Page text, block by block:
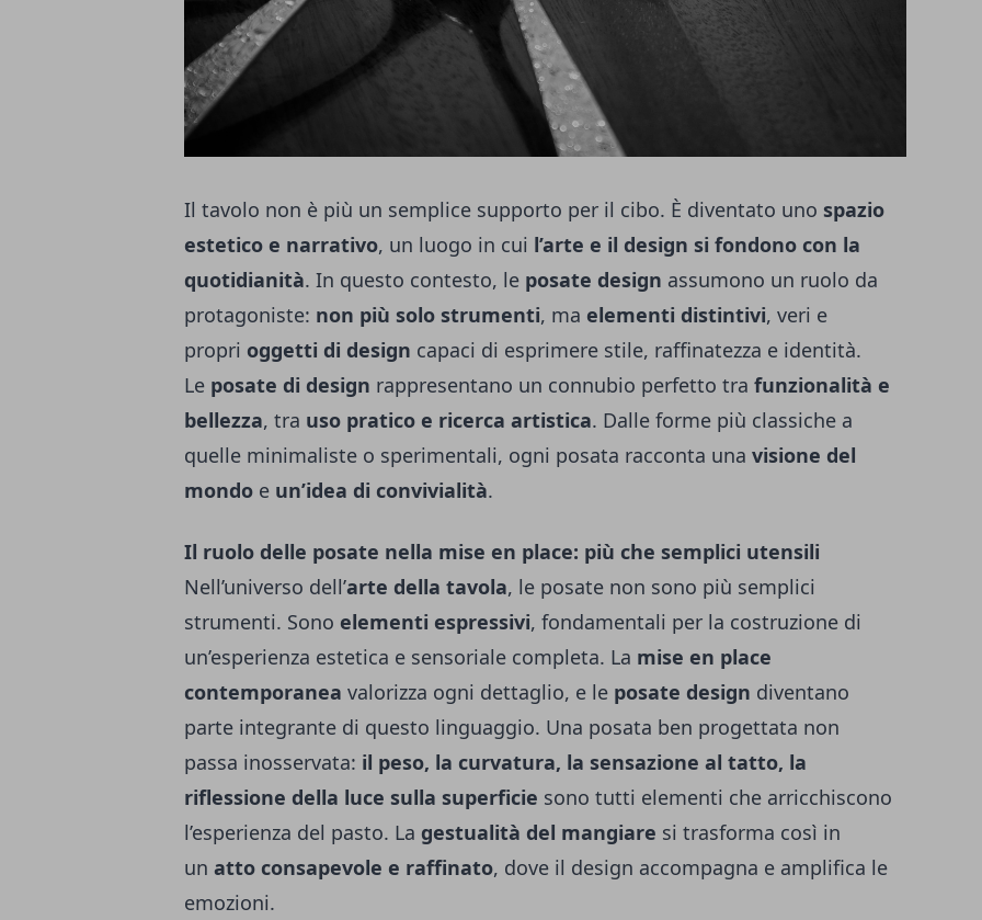
Il tavolo non è più un semplice supporto per il cibo. È diventato uno spazio
estetico e narrativo, un luogo in cui l’arte e il design si fondono con la
quotidianità. In questo contesto, le posate design assumono un ruolo da
protagoniste: non più solo strumenti, ma elementi distintivi, veri e
propri oggetti di design capaci di esprimere stile, raffinatezza e identità.
Le posate di design rappresentano un connubio perfetto tra funzionalità e
bellezza, tra uso pratico e ricerca artistica. Dalle forme più classiche a
quelle minimaliste o sperimentali, ogni posata racconta una visione del
mondo e un’idea di convivialità.
Il ruolo delle posate nella mise en place: più che semplici utensili
Nell’universo dell’arte della tavola, le posate non sono più semplici
strumenti. Sono elementi espressivi, fondamentali per la costruzione di
un’esperienza estetica e sensoriale completa. La mise en place
contemporanea valorizza ogni dettaglio, e le posate design diventano
parte integrante di questo linguaggio. Una posata ben progettata non
passa inosservata: il peso, la curvatura, la sensazione al tatto, la
riflessione della luce sulla superficie sono tutti elementi che arricchiscono
l’esperienza del pasto. La gestualità del mangiare si trasforma così in
un atto consapevole e raffinato, dove il design accompagna e amplifica le
emozioni.